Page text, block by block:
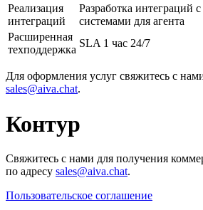
Реализация
интеграций
Разработка интеграций
системами для агента
Расширенная
техподдержка
SLA 1 час 24/7
Для оформления услуг свяжитесь с
sales@aiva.chat.
Контур
Свяжитесь с нами для получения
по адресу sales@aiva.chat.
Пользовательское соглашение